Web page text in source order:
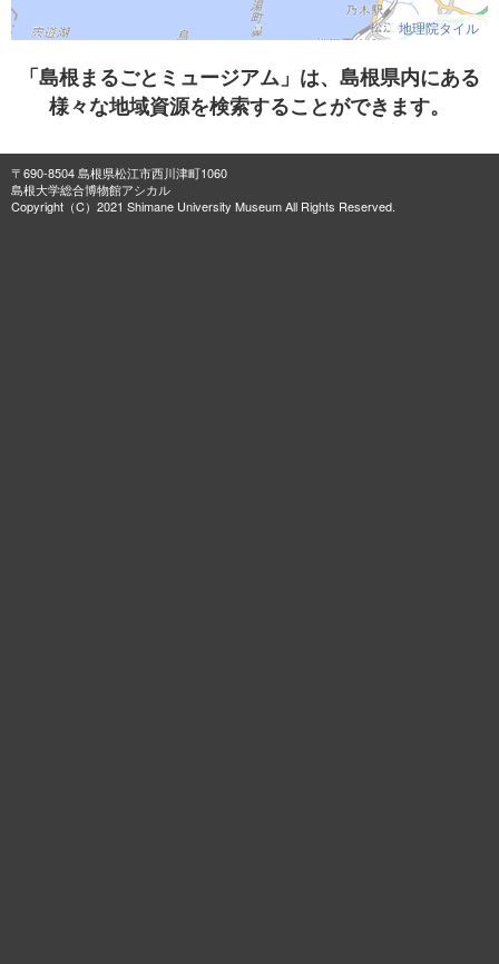
地理院タイル
「島根まるごとミュージアム」は、島根県内にある
様々な地域資源を検索することができます。
〒690-8504 島根県松江市西川津町1060
島根大学総合博物館アシカル
Copyright（C）2021 Shimane University Museum All Rights Reserved.